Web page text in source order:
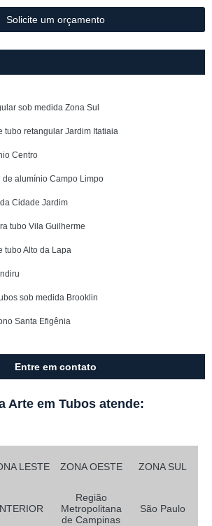
Solicite um orçamento
sob medida Zona Sul
tubo retangular Jardim Itatiaia
Centro
alumínio Campo Limpo
Cidade Jardim
tubo Vila Guilherme
tubo Alto da Lapa
sob medida Brooklin
Santa Efigênia
Entre em contato
Arte em Tubos atende:
LESTE ZONA OESTE ZONA SUL
Região
Metropolitana
de Campinas
São Paulo